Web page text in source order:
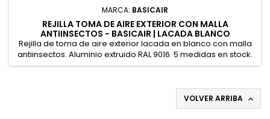
MARCA: BASICAIR
REJILLA TOMA DE AIRE EXTERIOR CON MALLA
ANTIINSECTOS - BASICAIR | LACADA BLANCO
Rejilla de toma de aire exterior lacada en blanco con malla
antiinsectos. Aluminio extruido RAL 9016. 5 medidas en stock.
Para fachadas, forjados sanitarios y cuartos técnicos.
VOLVER ARRIBA 